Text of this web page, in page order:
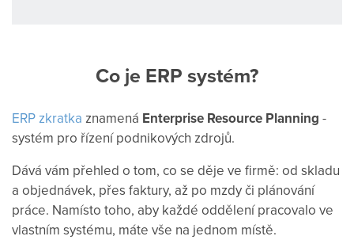
Co je ERP systém?
ERP zkratka znamená Enterprise Resource Planning -
systém pro řízení podnikových zdrojů.
Dává vám přehled o tom, co se děje ve firmě: od skladu
a objednávek, přes faktury, až po mzdy či plánování
práce. Namísto toho, aby každé oddělení pracovalo ve
vlastním systému, máte vše na jednom místě.